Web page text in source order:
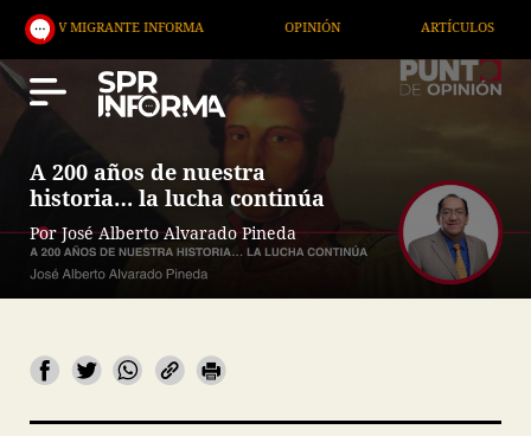
INFORMA
A 200 años de nuestra
historia… la lucha continúa
Por José Alberto Alvarado Pineda